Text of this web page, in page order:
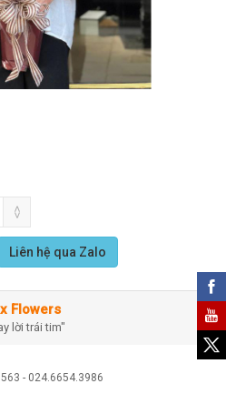
Liên hệ qua Zalo
Flowers
lời trái tim"
- 024.6654.3986